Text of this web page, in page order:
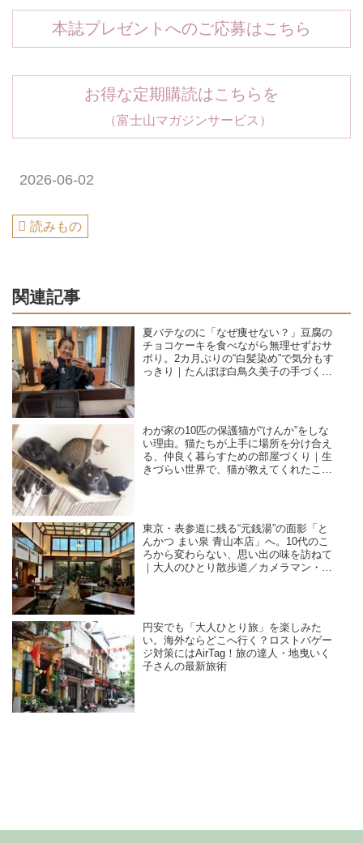
本誌プレゼントへのご応募はこちら
お得な定期購読はこちらを
（富士山マガジンサービス）
2026-06-02
読みもの
関連記事
夏バテなのに「なぜ痩せない？」豆腐の
チョコケーキを食べながら無理せずおサ
ボり。2カ月ぶりの“白髪染め”で気分もす
っきり｜たんぽぽ白鳥久美子の手づくり
わが家の10匹の保護猫が“けんか”をしな
い理由。猫たちが上手に場所を分け合え
る、仲良く暮らすための部屋づくり｜生
きづらい世界で、猫が教えてくれたこと
東京・表参道に残る“元銭湯”の面影「と
んかつ まい泉 青山本店」へ。10代のこ
ろから変わらない、思い出の味を訪ねて
｜大人のひとり散歩道／カメラマン・石
円安でも「大人ひとり旅」を楽しみた
い。海外ならどこへ行く？ロストバゲー
ジ対策にはAirTag！旅の達人・地曳いく
子さんの最新旅術